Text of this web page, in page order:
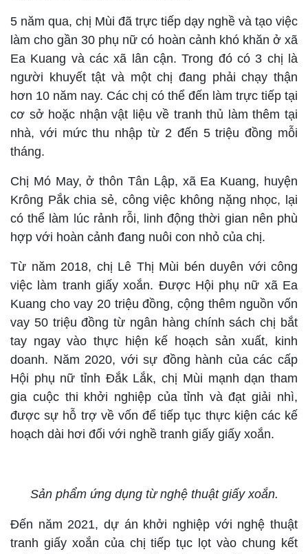
5 năm qua, chị Mùi đã trực tiếp dạy nghề và tạo việc
làm cho gần 30 phụ nữ có hoàn cảnh khó khăn ở xã
Ea Kuang và các xã lân cận. Trong đó có 3 chị là
người khuyết tật và một chị đang phải chạy thận
hơn 10 năm nay. Các chị có thể đến làm trực tiếp tại
cơ sở hoặc nhận vật liệu về tranh thủ làm thêm tại
nhà, với mức thu nhập từ 2 đến 5 triệu đồng mỗi
tháng.
Chị Mó May, ở thôn Tân Lập, xã Ea Kuang, huyện
Krông Pắk chia sẻ, công việc không nặng nhọc, lại
có thể làm lúc rảnh rỗi, linh động thời gian nên phù
hợp với hoàn cảnh đang nuôi con nhỏ của chị.
Từ năm 2018, chị Lê Thị Mùi bén duyên với công
việc làm tranh giấy xoắn. Được Hội phụ nữ xã Ea
Kuang cho vay 20 triệu đồng, cộng thêm nguồn vốn
vay 50 triệu đồng từ ngân hàng chính sách chị bắt
tay ngay vào thực hiện kế hoạch sản xuất, kinh
doanh. Năm 2020, với sự đồng hành của các cấp
Hội phụ nữ tỉnh Đắk Lắk, chị Mùi mạnh dạn tham
gia cuộc thi khởi nghiệp của tỉnh và đạt giải nhì,
được sự hỗ trợ về vốn để tiếp tục thực kiện các kế
hoạch dài hơi đối với nghề tranh giấy giấy xoắn.
Sản phẩm ứng dụng từ nghệ thuật giấy xoắn.
Đến năm 2021, dự án khởi nghiệp với nghệ thuật
tranh giấy xoắn của chị tiếp tục lọt vào chung kết